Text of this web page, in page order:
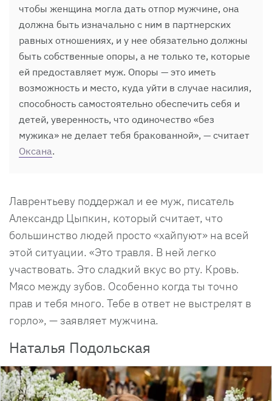
чтобы женщина могла дать отпор мужчине, она
должна быть изначально с ним в партнерских
равных отношениях, и у нее обязательно должны
быть собственные опоры, а не только те, которые
ей предоставляет муж. Опоры — это иметь
возможность и место, куда уйти в случае насилия,
способность самостоятельно обеспечить себя и
детей, уверенность, что одиночество «без
мужика» не делает тебя бракованной», — считает
Оксана.
Лаврентьеву поддержал и ее муж, писатель
Александр Цыпкин, который считает, что
большинство людей просто «хайпуют» на всей
этой ситуации. «Это травля. В ней легко
участвовать. Это сладкий вкус во рту. Кровь.
Мясо между зубов. Особенно когда ты точно
прав и тебя много. Тебе в ответ не выстрелят в
горло», — заявляет мужчина.
Наталья Подольская